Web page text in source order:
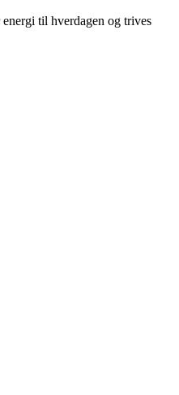
til hverdagen og trives